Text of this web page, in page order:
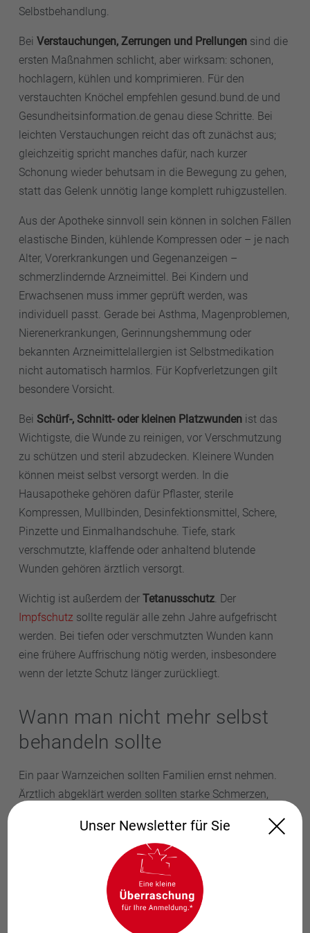
Selbstbehandlung.
Bei Verstauchungen, Zerrungen und Prellungen sind die
ersten Maßnahmen schlicht, aber wirksam: schonen,
hochlagern, kühlen und komprimieren. Für den
verstauchten Knöchel empfehlen gesund.bund.de und
Gesundheitsinformation.de genau diese Schritte. Bei
leichten Verstauchungen reicht das oft zunächst aus;
gleichzeitig spricht manches dafür, nach kurzer
Schonung wieder behutsam in die Bewegung zu gehen,
statt das Gelenk unnötig lange komplett ruhigzustellen.
Aus der Apotheke sinnvoll sein können in solchen Fällen
elastische Binden, kühlende Kompressen oder – je nach
Alter, Vorerkrankungen und Gegenanzeigen –
schmerzlindernde Arzneimittel. Bei Kindern und
Erwachsenen muss immer geprüft werden, was
individuell passt. Gerade bei Asthma, Magenproblemen,
Nierenerkrankungen, Gerinnungshemmung oder
bekannten Arzneimittelallergien ist Selbstmedikation
nicht automatisch harmlos. Für Kopfverletzungen gilt
besondere Vorsicht.
Bei Schürf-, Schnitt- oder kleinen Platzwunden ist das
Wichtigste, die Wunde zu reinigen, vor Verschmutzung
zu schützen und steril abzudecken. Kleinere Wunden
können meist selbst versorgt werden. In die
Hausapotheke gehören dafür Pflaster, sterile
Kompressen, Mullbinden, Desinfektionsmittel, Schere,
Pinzette und Einmalhandschuhe. Tiefe, stark
verschmutzte, klaffende oder anhaltend blutende
Wunden gehören ärztlich versorgt.
Wichtig ist außerdem der Tetanusschutz. Der
Impfschutz sollte regulär alle zehn Jahre aufgefrischt
werden. Bei tiefen oder verschmutzten Wunden kann
eine frühere Auffrischung nötig werden, insbesondere
wenn der letzte Schutz länger zurückliegt.
Wann man nicht mehr selbst
behandeln sollte
Ein paar Warnzeichen sollten Familien ernst nehmen.
Ärztlich abgeklärt werden sollten starke Schmerzen,
Unfähigkeit aufzutreten, Gefühlsstörungen, Blockaden
im Gelenk, anhaltende Blutung oder wenn ein Kind den
Arm oder das Bein nicht normal benutzt. Das gilt auch
bei Verdacht auf Knochenbruch oder Bänderriss.
Besonders aufmerksam sollte man bei
Unser Newsletter für Sie